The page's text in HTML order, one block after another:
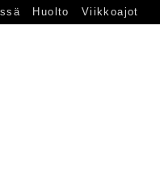
Huolto Viikkoajot